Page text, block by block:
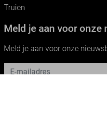
Truien
Meld je aan voor onze
Meld je aan voor onze